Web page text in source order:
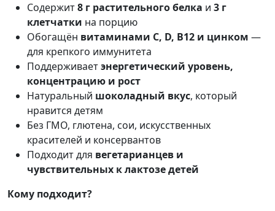
Содержит8 г растительного белка и 3 г
клетчатки на порцию
Обогащён витаминами C, D, B12 и цинком —
для крепкого иммунитета
Поддерживаетэнергетический уровень,
концентрацию и рост
Натуральный шоколадный вкус, который
нравится детям
Без ГМО, глютена, сои, искусственных
красителей и консервантов
Подходит для вегетарианцев и
чувствительных к лактозе детей
Кому подходит?